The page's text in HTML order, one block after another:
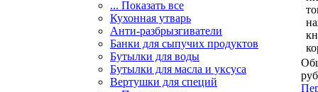
... Показать все
Кухонная утварь
Анти-разбрызгиватели
Банки для сыпучих продуктов
Бутылки для воды
Бутылки для масла и уксуса
Вертушки для специй